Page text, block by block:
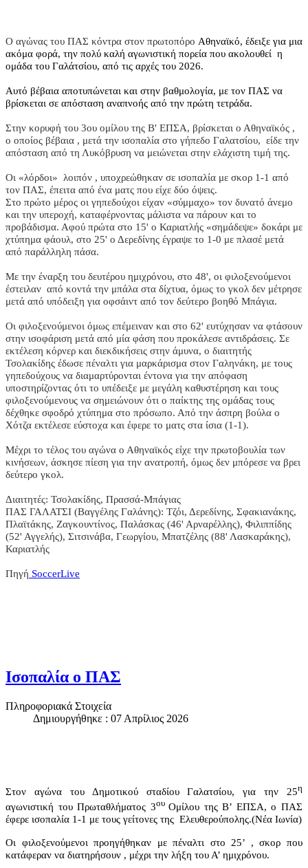
Ο αγώνας του ΠΑΣ κόντρα στον πρωτοπόρο Αθηναϊκό, έδειξε για μια
ακόμα φορά, την πολύ καλή αγωνιστική πορεία που ακολουθεί η
ομάδα του Γαλάτσίου, από τις αρχές του 2026.
Αυτό βέβαια αποτυπώνεται και στην βαθμολογία, με τον ΠΑΣ να
βρίσκεται σε απόσταση αναπνοής από την πρώτη τετράδα.
Στην κορυφή του 3ου ομίλου της Β' ΕΠΣΑ, βρίσκεται ο Αθηναϊκός ,
ο οποίος βέβαια , μετά την ισοπαλία στο γήπεδο Γαλατσίου, είδε την
απόσταση από τη Λυκόβρυση να μειώνεται στην ελάχιστη τιμή της.
Οι «λόρδοι» λοιπόν , υποχρεώθηκαν σε ισοπαλία με σκορ 1-1 από
τον ΠΑΣ, έπειτα από ένα ματς που είχε δύο όψεις.
Στο πρώτο μέρος οι γηπεδούχοι είχαν «σύμμαχο» τον δυνατό άνεμο
και την υπεροχή, καταφέρνοντας μάλιστα να πάρουν και το
προβάδισμα. Αφού πρώτα στο 15' ο Καριατλής «σημάδεψε» δοκάρι με
χτύπημα φάουλ, στο 25' ο Δερεδίνης έγραψε το 1-0 με πλασέ μετά
από παράλληλη πάσα.
Με την έναρξη του δευτέρου ημιχρόνου, στο 48', οι φιλοξενούμενοι
έστειλαν από κοντά την μπάλα στα δίχτυα, όμως το γκολ δεν μέτρησε
μετά από υπόδειξη για οφσάιντ από τον δεύτερο βοηθό Μπάγια.
Οι φιλοξενούμενοι όμως επέμειναν και στο 62' ευτύχησαν να φτάσουν
στην ισοφάριση μετά από μία φάση που προκάλεσε αντιδράσεις. Σε
εκτέλεση κόρνερ και διεκδικήσεις στην άμυνα, ο διαιτητής
Τσολακίδης έδωσε πέναλτι για μαρκάρισμα στον Γαληνάκη, με τους
γηπεδούχους να διαμαρτύρονται έντονα για την απόφαση
υποστηρίζοντας ότι το υπέδειξε με μεγάλη καθυστέρηση και τους
φιλοξενούμενους να σημειώνουν ότι ο παίκτης της ομάδας τους
δέχθηκε σφοδρό χτύπημα στο πρόσωπο. Από την άσπρη βούλα ο
Χότζα εκτέλεσε εύστοχα και έφερε το ματς στα ίσια (1-1).
Μέχρι το τέλος του αγώνα ο Αθηναϊκός είχε την πρωτοβουλία των
κινήσεων, άσκησε πίεση για την ανατροπή, όμως δεν μπόρεσε να βρει
δεύτερο γκολ.
Διαιτητές: Τσολακίδης, Πρασσά-Μπάγιας
ΠΑΣ ΓΑΛΑΤΣΙ (Βαγγέλης Γαλάνης): Τζόι, Δερεδίνης, Σφακιανάκης,
Πλαϊτάκης, Ζαγκουντίνος, Παλάσκας (46' Αρναρέλλης), Φιλιππίδης
(52' Αγγελής), Σιτσινάβα, Γεωργίου, Μπατζέλης (88' Λασκαράκης),
Καριατλής
Πηγή SoccerLive
Ισοπαλία ο ΠΑΣ
Πληροφοριακά Στοιχεία
Δημιουργήθηκε : 07 Απρίλιος 2026
Στον αγώνα του Δημοτικού σταδίου Γαλατσίου, για την 25η
αγωνιστική του Πρωταθλήματος 3ου Ομίλου της Β’ ΕΠΣΑ, ο ΠΑΣ
έφερε ισοπαλία 1-1 με τους γείτονες της Ελευθερούπολης.(Νέα Ιωνία)
Οι φιλοξενούμενοι προηγήθηκαν με πέναλτι στο 25’ , σκορ που
κατάφεραν να διατηρήσουν , μέχρι την λήξη του Α’ ημιχρόνου.